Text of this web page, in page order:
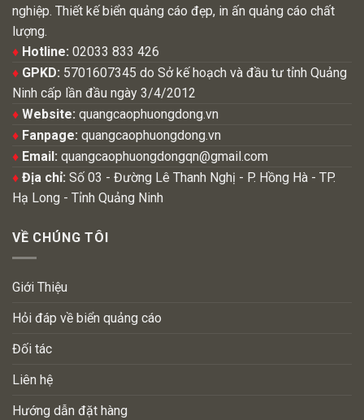
nghiệp. Thiết kế biển quảng cáo đẹp, in ấn quảng cáo chất
lượng.
♦ Hotline: 02033 833 426
♦ GPKD: 5701607345 do Sở kế hoạch và đầu tư tỉnh Quảng
Ninh cấp lần đầu ngày 3/4/2012
♦ Website: quangcaophuongdong.vn
♦ Fanpage: quangcaophuongdong.vn
♦ Email: quangcaophuongdongqn@gmail.com
♦ Địa chỉ: Số 03 - Đường Lê Thanh Nghị - P. Hồng Hà - TP.
Hạ Long - Tỉnh Quảng Ninh
VỀ CHÚNG TÔI
Giới Thiệu
Hỏi đáp về biển quảng cáo
Đối tác
Liên hệ
Hướng dẫn đặt hàng